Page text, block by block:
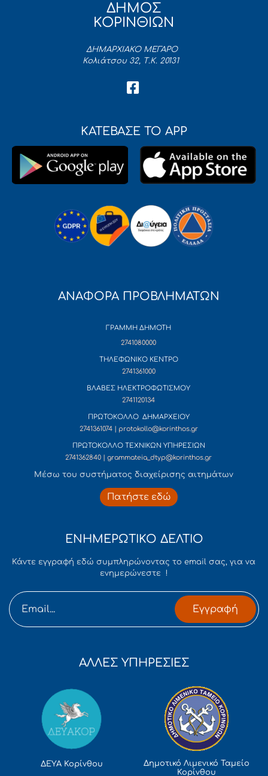
ΔΗΜΟΣ
ΚΟΡΙΝΘΙΩΝ
ΔΗΜΑΡΧΙΑΚΟ ΜΕΓΑΡΟ
Κολιάτσου 32, Τ.Κ. 20131
ΚΑΤΕΒΑΣΕ ΤΟ APP
ΑΝΑΦΟΡΑ ΠΡΟΒΛΗΜΑΤΩΝ
ΓΡΑΜΜΗ ΔΗΜΟΤΗ
2741080000
ΤΗΛΕΦΩΝΙΚΟ ΚΕΝΤΡΟ
2741361000
ΒΛΑΒΕΣ ΗΛΕΚΤΡΟΦΩΤΙΣΜΟΥ
2741120134
ΠΡΩΤΟΚΟΛΛΟ ΔΗΜΑΡΧΕΙΟΥ
2741361074 | protokollo@korinthos.gr
ΠΡΩΤΟΚΟΛΛΟ ΤΕΧΝΙΚΩΝ ΥΠΗΡΕΣΙΩΝ
2741362840 | grammateia_dtyp@korinthos.gr
Mέσω του συστήματος διαχείρισης αιτημάτων
Πατήστε εδώ
ΕΝΗΜΕΡΩΤΙΚΟ ΔΕΛΤΙΟ
Κάντε εγγραφή εδώ συμπληρώνοντας το email σας, για να
ενημερώνεστε !
Εγγραφή
ΑΛΛΕΣ ΥΠΗΡΕΣΙΕΣ
ΔΕΥΑ Κορίνθου
Δημοτικό Λιμενικό Ταμείο
Κορίνθου